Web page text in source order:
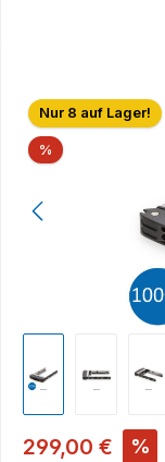
Bildergalerie
Nur 8 auf Lager!
% Rabatt
299,00 € %